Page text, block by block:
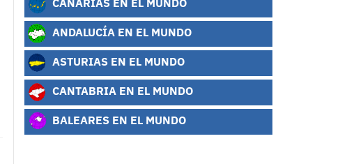
ANDALUCÍA EN EL MUNDO
ASTURIAS EN EL MUNDO
CANTABRIA EN EL MUNDO
BALEARES EN EL MUNDO